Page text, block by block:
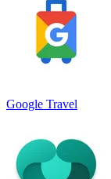
Google Travel